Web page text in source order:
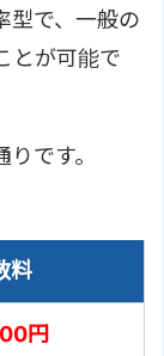
型で、一般の
とが可能で
です。
料
円